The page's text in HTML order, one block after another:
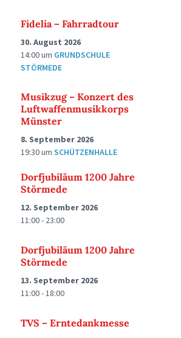
Fidelia – Fahrradtour
30. August 2026
14:00um GRUNDSCHULE
STÖRMEDE
Musikzug – Konzert des
Luftwaffenmusikkorps
Münster
8. September 2026
19:30umSCHÜTZENHALLE
Dorfjubiläum 1200 Jahre
Störmede
12. September 2026
11:00 - 23:00
Dorfjubiläum 1200 Jahre
Störmede
13. September 2026
11:00 - 18:00
TVS – Erntedankmesse